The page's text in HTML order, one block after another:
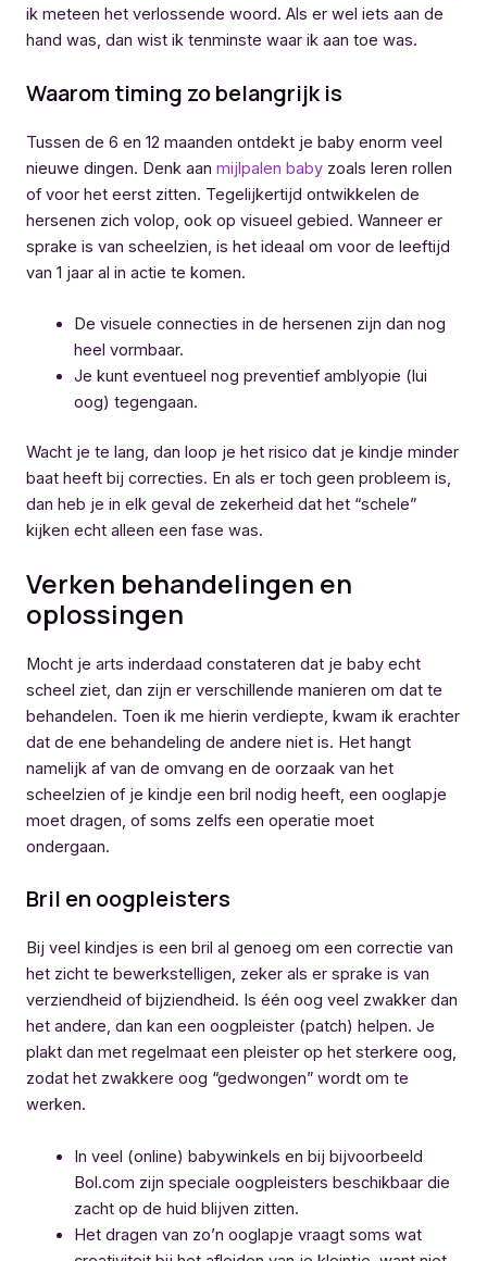
ik meteen het verlossende woord. Als er wel iets aan de
hand was, dan wist ik tenminste waar ik aan toe was.
Waarom timing zo belangrijk is
Tussen de 6 en 12 maanden ontdekt je baby enorm veel
nieuwe dingen. Denk aan mijlpalen baby zoals leren rollen
of voor het eerst zitten. Tegelijkertijd ontwikkelen de
hersenen zich volop, ook op visueel gebied. Wanneer er
sprake is van scheelzien, is het ideaal om voor de leeftijd
van 1 jaar al in actie te komen.
De visuele connecties in de hersenen zijn dan nog
heel vormbaar.
Je kunt eventueel nog preventief amblyopie (lui
oog) tegengaan.
Wacht je te lang, dan loop je het risico dat je kindje minder
baat heeft bij correcties. En als er toch geen probleem is,
dan heb je in elk geval de zekerheid dat het “schele”
kijken echt alleen een fase was.
Verken behandelingen en
oplossingen
Mocht je arts inderdaad constateren dat je baby echt
scheel ziet, dan zijn er verschillende manieren om dat te
behandelen. Toen ik me hierin verdiepte, kwam ik erachter
dat de ene behandeling de andere niet is. Het hangt
namelijk af van de omvang en de oorzaak van het
scheelzien of je kindje een bril nodig heeft, een ooglapje
moet dragen, of soms zelfs een operatie moet
ondergaan.
Bril en oogpleisters
Bij veel kindjes is een bril al genoeg om een correctie van
het zicht te bewerkstelligen, zeker als er sprake is van
verziendheid of bijziendheid. Is één oog veel zwakker dan
het andere, dan kan een oogpleister (patch) helpen. Je
plakt dan met regelmaat een pleister op het sterkere oog,
zodat het zwakkere oog “gedwongen” wordt om te
werken.
In veel (online) babywinkels en bij bijvoorbeeld
Bol.com zijn speciale oogpleisters beschikbaar die
zacht op de huid blijven zitten.
Het dragen van zo’n ooglapje vraagt soms wat